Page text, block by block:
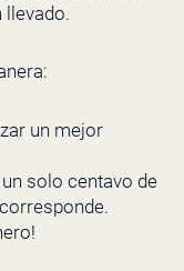
llevado.
un mejor
solo centavo de